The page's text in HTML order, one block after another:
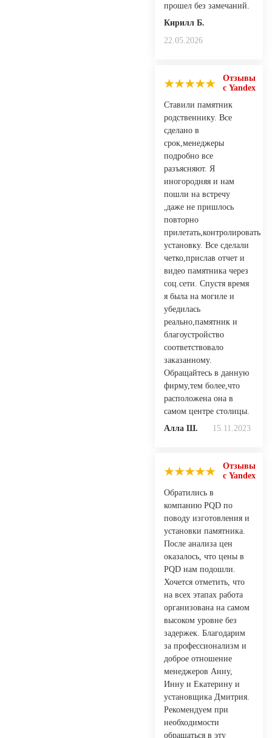
прошел без замечаний.
Кирилл Б.
22.05.2026
Отзывы
с Yandex
Ставили памятник
родственнику. Все
сделано в
срок,менеджеры
подробно все
разъясняют. Я
иногородняя и нам
пошли на встречу
,даже не пришлось
повторно
прилетать,контролировать
установку. Все сделали
четко,прислав отчет и
видео памятника через
соц.сети. Спустя время
я была на могиле и
убедилась
реально,памятник и
благоустройство
соответствовало
заказанному.
Обращайтесь в данную
фирму,тем более,что
расположена она в
самом центре столицы.
Алла Ш.
15.11.2023
Отзывы
с Yandex
Обратились в
компанию PQD по
поводу изготовления и
установки памятника.
После анализа цен
оказалось, что цены в
PQD нам подошли.
Хочется отметить, что
на всех этапах работа
организована на самом
высоком уровне без
задержек. Благодарим
за профессионализм и
доброе отношение
менеджеров Анну,
Инну и Екатерину и
установщика Дмитрия.
Рекомендуем при
необходимости
обращаться в эту